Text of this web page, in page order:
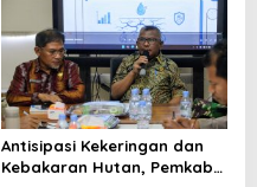
Antisipasi Kekeringan dan
Kebakaran Hutan, Pemkab